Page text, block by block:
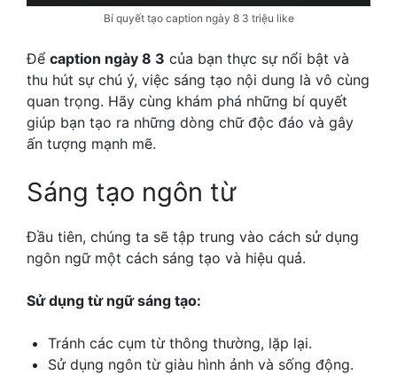
Bí quyết tạo caption ngày 8 3 triệu like
Để caption ngày 8 3 của bạn thực sự nổi bật và
thu hút sự chú ý, việc sáng tạo nội dung là vô cùng
quan trọng. Hãy cùng khám phá những bí quyết
giúp bạn tạo ra những dòng chữ độc đáo và gây
ấn tượng mạnh mẽ.
Sáng tạo ngôn từ
Đầu tiên, chúng ta sẽ tập trung vào cách sử dụng
ngôn ngữ một cách sáng tạo và hiệu quả.
Sử dụng từ ngữ sáng tạo:
Tránh các cụm từ thông thường, lặp lại.
Sử dụng ngôn từ giàu hình ảnh và sống động.